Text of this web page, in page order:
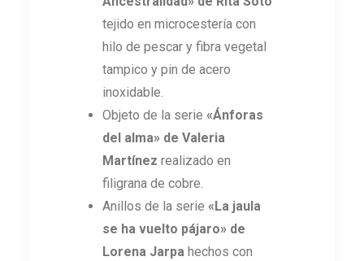
tejido en microcestería con
hilo de pescar y fibra vegetal
tampico y pin de acero
inoxidable.
Objeto de la serie «Ánforas
del alma» de Valeria
Martínez realizado en
filigrana de cobre.
Anillos de la serie «La jaula
se ha vuelto pájaro» de
Lorena Jarpa hechos con